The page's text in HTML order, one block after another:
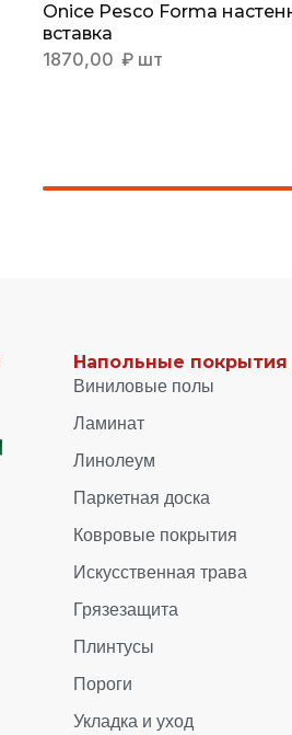
Onice Pesco Forma
вставка
1870,00 ₽ шт
Напольные покрытия
Виниловые полы
Ламинат
Линолеум
Паркетная доска
Ковровые покрытия
Искусственная трава
Грязезащита
Плинтусы
Пороги
Укладка и уход